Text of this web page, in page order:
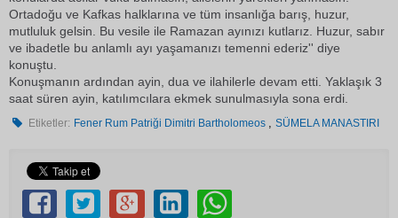
Ortadoğu ve Kafkas halklarına ve tüm insanlığa barış, huzur,
mutluluk gelsin. Bu vesile ile Ramazan ayınızı kutlarız. Huzur, sabır
ve ibadetle bu anlamlı ayı yaşamanızı temenni ederiz'' diye
konuştu.
Konuşmanın ardından ayin, dua ve ilahilerle devam etti. Yaklaşık 3
saat süren ayin, katılımcılara ekmek sunulmasıyla sona erdi.
Etiketler: Fener Rum Patriği Dimitri Bartholomeos ,SÜMELA MANASTIRI